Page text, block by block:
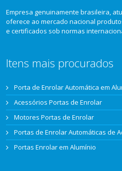
Empresa genuinamente brasileira,
oferece ao mercado nacional
e certificados sob normas
Itens mais procurados
Porta de Enrolar Automática em
Acessórios Portas de Enrolar
Motores Portas de Enrolar
Portas de Enrolar Automáticas de
Portas Enrolar em Alumínio